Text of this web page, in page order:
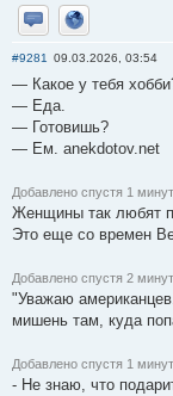
Отправить
Сайт
#9281 09.03.2026, 03:54
— Какое у тебя
— Еда.
— Готовишь?
— Ем. anekdotov.net
Добавлено спустя 1
Женщины так любят
Это еще со времен
Добавлено спустя 2
"Уважаю
мишень там, куда
Добавлено спустя 1
- Не знаю, что